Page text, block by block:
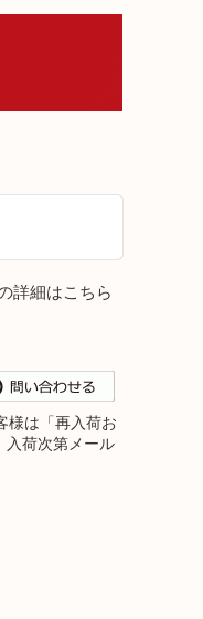
詳細はこちら
様は「再入荷お
入荷次第メール